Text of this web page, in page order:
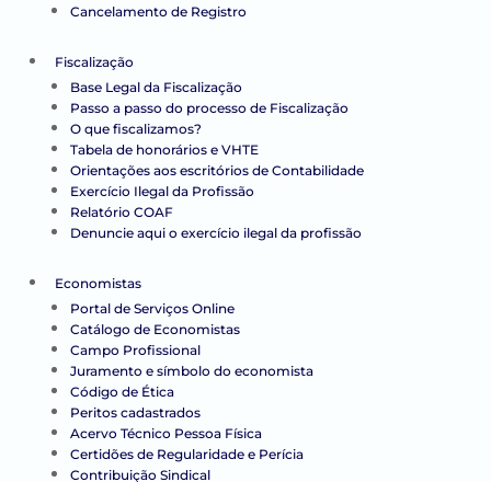
Cancelamento de Registro
Fiscalização
Base Legal da Fiscalização
Passo a passo do processo de Fiscalização
O que fiscalizamos?
Tabela de honorários e VHTE
Orientações aos escritórios de Contabilidade
Exercício Ilegal da Profissão
Relatório COAF
Denuncie aqui o exercício ilegal da profissão
Economistas
Portal de Serviços Online
Catálogo de Economistas
Campo Profissional
Juramento e símbolo do economista
Código de Ética
Peritos cadastrados
Acervo Técnico Pessoa Física
Certidões de Regularidade e Perícia
Contribuição Sindical